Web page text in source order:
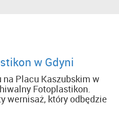
w Gdyni
na Placu Kaszubskim w
Fotoplastikon.
wernisaż, który odbędzie